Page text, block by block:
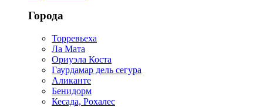
Города
Торревьеха
Ла Мата
Ориуэла Коста
Гаурдамар дель сегура
Аликанте
Бенидорм
Кесада, Рохалес